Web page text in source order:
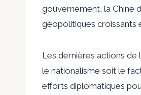
gouvernement, la Chine
géopolitiques croissants
Les dernières actions de
le nationalisme soit le
efforts diplomatiques